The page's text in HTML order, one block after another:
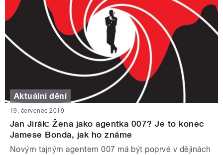
Aktuální dění
19. červenec 2019
Jan Jirák: Žena jako agentka 007? Je to konec
Jamese Bonda, jak ho známe
Novým tajným agentem 007 má být poprvé v dějinách